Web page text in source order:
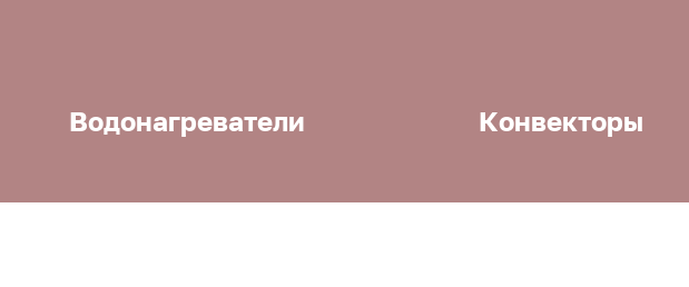
Водонагреватели Конвекторы